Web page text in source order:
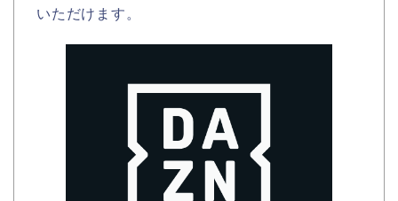
いただけます。